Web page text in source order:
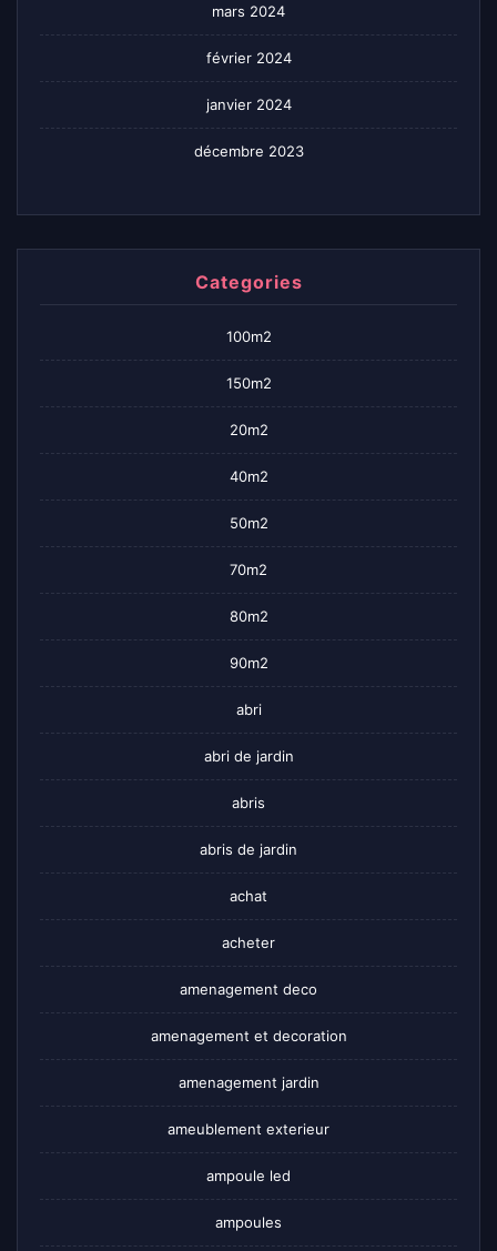
mars 2024
février 2024
janvier 2024
décembre 2023
Categories
100m2
150m2
20m2
40m2
50m2
70m2
80m2
90m2
abri
abri de jardin
abris
abris de jardin
achat
acheter
amenagement deco
amenagement et decoration
amenagement jardin
ameublement exterieur
ampoule led
ampoules